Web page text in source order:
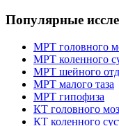
Популярные
МРТ головного
МРТ коленного
МРТ шейного
МРТ малого таза
МРТ гипофиза
КТ головного
КТ коленного